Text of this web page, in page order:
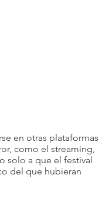
en otras plataformas
como el streaming,
solo a que el festival
del que hubieran